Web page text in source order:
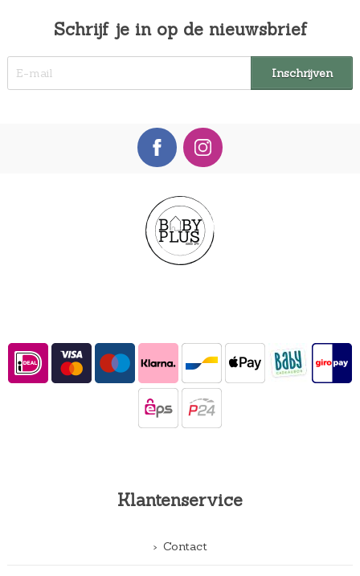
Schrijf je in op de nieuwsbrief
Klantenservice
Contact